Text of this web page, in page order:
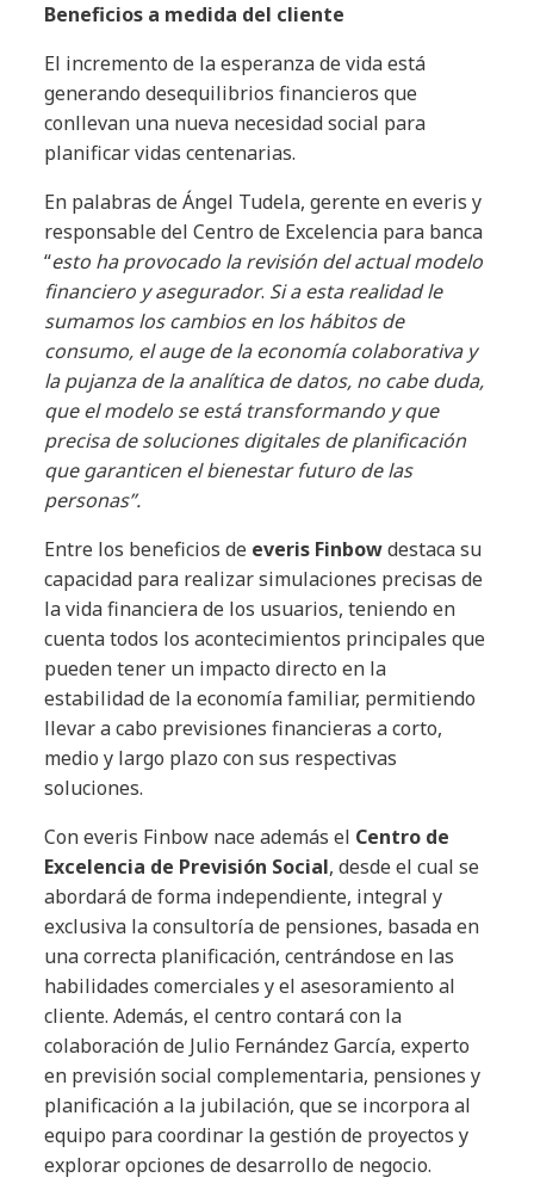
Beneficios a medida del cliente
El incremento de la esperanza de vida está
generando desequilibrios financieros que
conllevan una nueva necesidad social para
planificar vidas centenarias.
En palabras de Ángel Tudela, gerente en everis y
responsable del Centro de Excelencia para banca
“esto ha provocado la revisión del actual modelo
financiero y asegurador. Si a esta realidad le
sumamos los cambios en los hábitos de
consumo, el auge de la economía colaborativa y
la pujanza de la analítica de datos, no cabe duda,
que el modelo se está transformando y que
precisa de soluciones digitales de planificación
que garanticen el bienestar futuro de las
personas”.
Entre los beneficios de everis Finbowdestaca su
capacidad para realizar simulaciones precisas de
la vida financiera de los usuarios, teniendo en
cuenta todos los acontecimientos principales que
pueden tener un impacto directo en la
estabilidad de la economía familiar, permitiendo
llevar a cabo previsiones financieras a corto,
medio y largo plazo con sus respectivas
soluciones.
Con everis Finbow nace además el Centro de
Excelencia de Previsión Social, desde el cual se
abordará de forma independiente, integral y
exclusiva la consultoría de pensiones, basada en
una correcta planificación, centrándose en las
habilidades comerciales y el asesoramiento al
cliente. Además, el centro contará con la
colaboración de Julio Fernández García, experto
en previsión social complementaria, pensiones y
planificación a la jubilación, que se incorpora al
equipo para coordinar la gestión de proyectos y
explorar opciones de desarrollo de negocio.